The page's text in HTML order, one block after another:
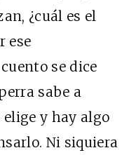
¿cuál es el
ese
se dice
sabe a
y hay algo
Ni siquiera